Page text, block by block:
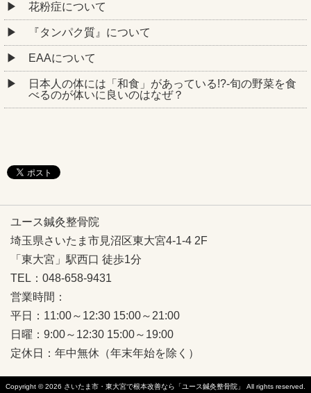
花粉症について
『タンパク質』について
EAAについて
日本人の体には「和食」があっている!?-旬の野菜を食
べるのが体いに良いのはなぜ？
ユース鍼灸整骨院
埼玉県さいたま市見沼区東大宮4-1-4 2F
「東大宮」駅西口 徒歩1分
TEL：048-658-9431
営業時間：
平日：11:00～12:30 15:00～21:00
日曜：9:00～12:30 15:00～19:00
定休日：年中無休（年末年始を除く）
Copyright © 2026 さいたま市・東大宮で根本改善なら「ユース鍼灸整骨院」 All rights reserved.